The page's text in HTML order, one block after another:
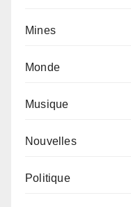
Mines
Monde
Musique
Nouvelles
Politique